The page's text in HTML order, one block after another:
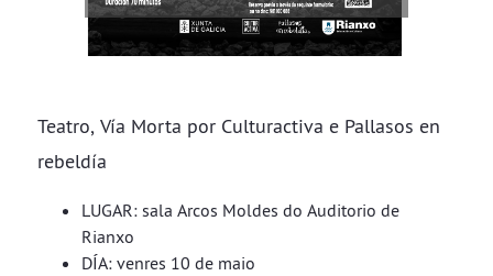
Teatro, Vía Morta por Culturactiva e Pallasos en
rebeldía
LUGAR: sala Arcos Moldes do Auditorio de
Rianxo
DÍA: venres 10 de maio